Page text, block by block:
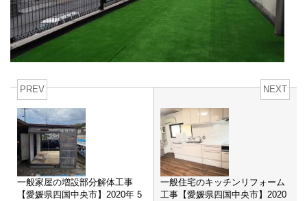
PREV
一般家屋の増設部分解体工事
【愛媛県四国中央市】2020年 5
NEXT
一般住宅のキッチンリフォーム
工事【愛媛県四国中央市】2020